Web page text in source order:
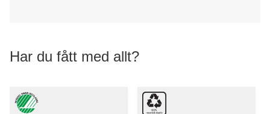
Har du fått med allt?